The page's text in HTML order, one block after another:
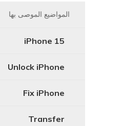
المواضيع الموصى بها
iPhone 15
Unlock iPhone
Fix iPhone
Transfer